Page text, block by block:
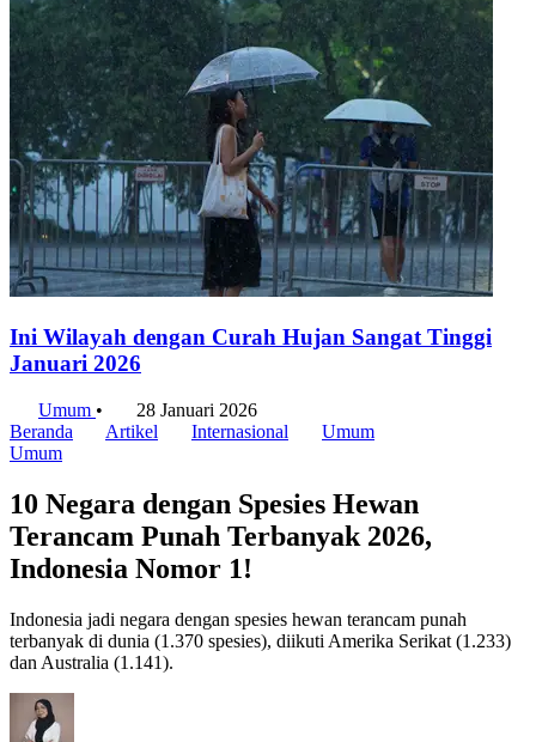
Ini Wilayah dengan Curah Hujan Sangat Tinggi
Januari 2026
Umum •
28 Januari 2026
Beranda
Artikel Internasional
Umum
Umum
10 Negara dengan Spesies Hewan
Terancam Punah Terbanyak 2026,
Indonesia Nomor 1!
Indonesia jadi negara dengan spesies hewan terancam punah
terbanyak di dunia (1.370 spesies), diikuti Amerika Serikat (1.233)
dan Australia (1.141).